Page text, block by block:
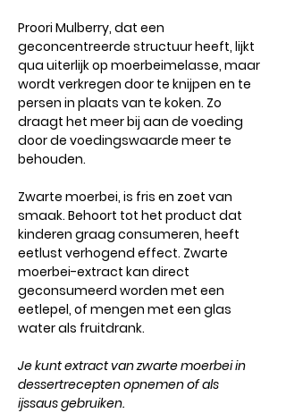
Proori Mulberry, dat een
geconcentreerde structuur heeft, lijkt
qua uiterlijk op moerbeimelasse, maar
wordt verkregen door te knijpen en te
persen in plaats van te koken. Zo
draagt ​​het meer bij aan de voeding
door de voedingswaarde meer te
behouden.
Zwarte moerbei, is fris en zoet van
smaak. Behoort tot het product dat
kinderen graag consumeren, heeft
eetlust verhogend effect. Zwarte
moerbei-extract kan direct
geconsumeerd worden met een
eetlepel, of mengen met een glas
water als fruitdrank.
Je kunt extract van zwarte moerbei in
dessertrecepten opnemen of als
ijssaus gebruiken.